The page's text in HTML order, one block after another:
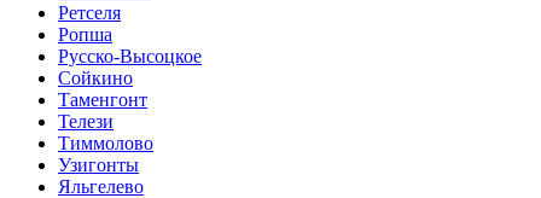
Ретселя
Ропша
Русско-Высоцкое
Сойкино
Таменгонт
Телези
Тиммолово
Узигонты
Яльгелево